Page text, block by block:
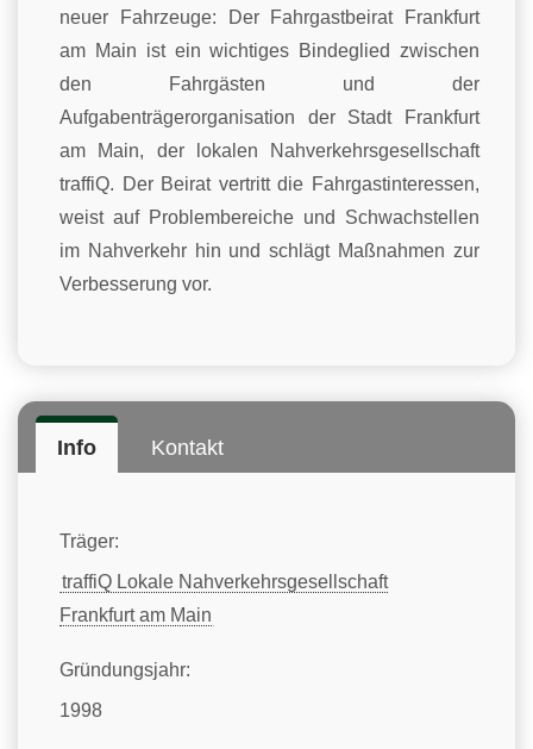
neuer Fahrzeuge: Der Fahrgastbeirat Frankfurt
am Main ist ein wichtiges Bindeglied zwischen
den Fahrgästen und der
Aufgabenträgerorganisation der Stadt Frankfurt
am Main, der lokalen Nahverkehrsgesellschaft
traffiQ. Der Beirat vertritt die Fahrgastinteressen,
weist auf Problembereiche und Schwachstellen
im Nahverkehr hin und schlägt Maßnahmen zur
Verbesserung vor.
Info Kontakt
Träger:
traffiQ Lokale Nahverkehrsgesellschaft
Frankfurt am Main
Gründungsjahr:
1998